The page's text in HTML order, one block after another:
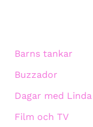
Barns tankar
Buzzador
Dagar med Linda
Film och TV